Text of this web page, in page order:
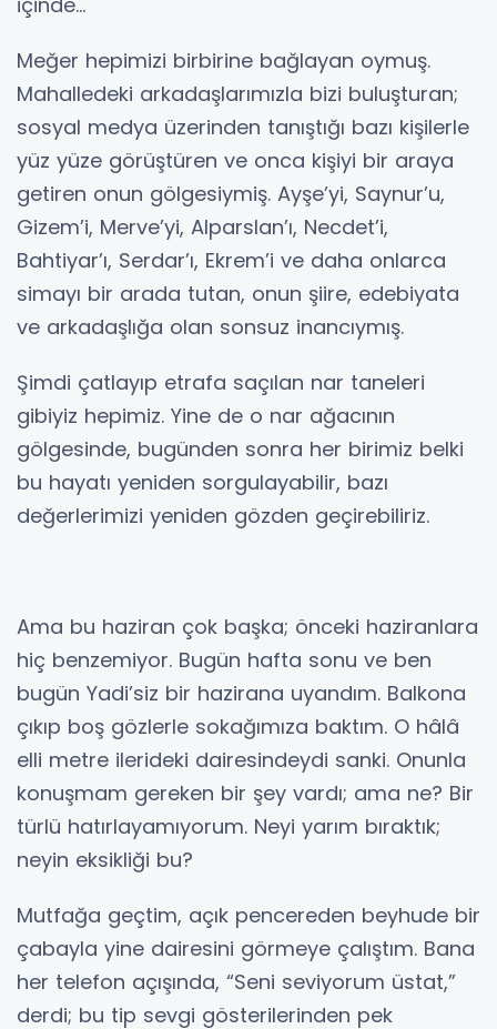
Meğer hepimizi birbirine bağlayan oymuş.
Mahalledeki arkadaşlarımızla bizi buluşturan;
sosyal medya üzerinden tanıştığı bazı kişilerle
yüz yüze görüştüren ve onca kişiyi bir araya
getiren onun gölgesiymiş. Ayşe’yi, Saynur’u,
Gizem’i, Merve’yi, Alparslan’ı, Necdet’i,
Bahtiyar’ı, Serdar’ı, Ekrem’i ve daha onlarca
simayı bir arada tutan, onun şiire, edebiyata
ve arkadaşlığa olan sonsuz inancıymış.
Şimdi çatlayıp etrafa saçılan nar taneleri
gibiyiz hepimiz. Yine de o nar ağacının
gölgesinde, bugünden sonra her birimiz belki
bu hayatı yeniden sorgulayabilir, bazı
değerlerimizi yeniden gözden geçirebiliriz.
Ama bu haziran çok başka; önceki haziranlara
hiç benzemiyor. Bugün hafta sonu ve ben
bugün Yadi’siz bir hazirana uyandım. Balkona
çıkıp boş gözlerle sokağımıza baktım. O hâlâ
elli metre ilerideki dairesindeydi sanki. Onunla
konuşmam gereken bir şey vardı; ama ne? Bir
türlü hatırlayamıyorum. Neyi yarım bıraktık;
neyin eksikliği bu?
Mutfağa geçtim, açık pencereden beyhude bir
çabayla yine dairesini görmeye çalıştım. Bana
her telefon açışında, “Seni seviyorum üstat,”
derdi; bu tip sevgi gösterilerinden pek